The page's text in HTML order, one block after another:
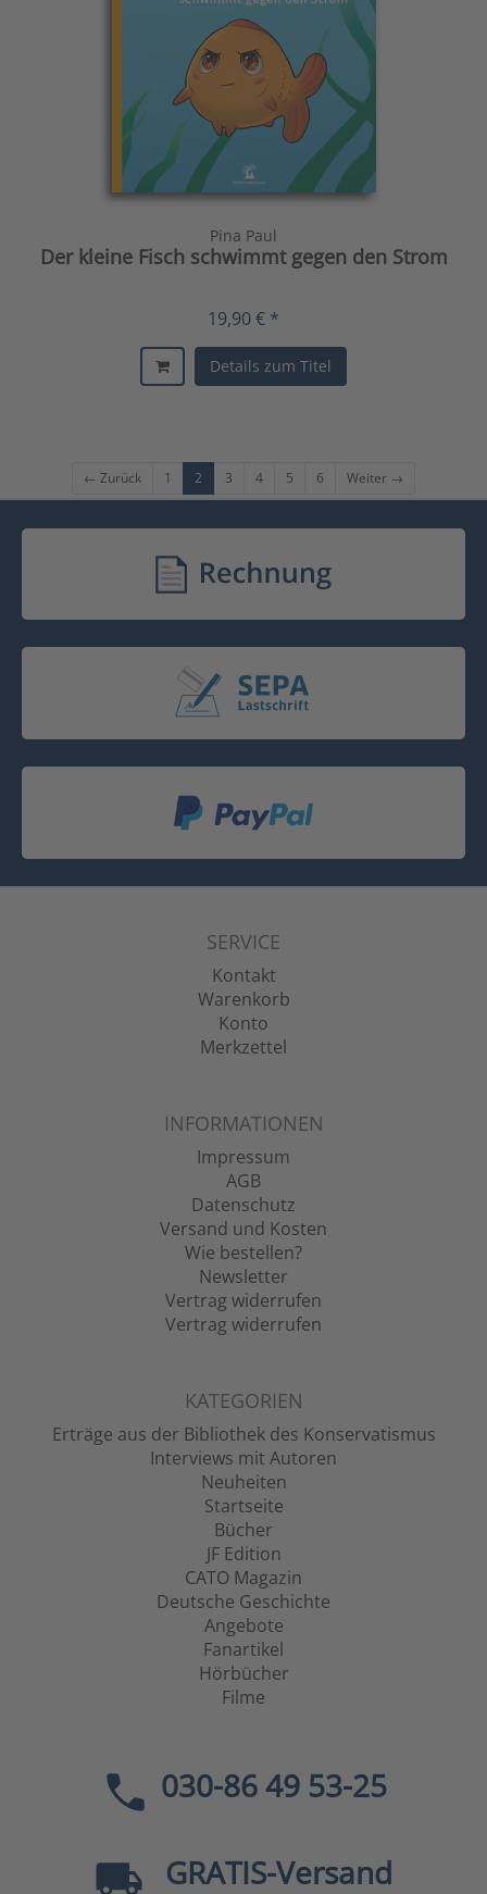
Pina Paul
Der kleine Fisch schwimmt gegen den Strom
19,90 € *
Details zum Titel
← Zurück 1 2 3 4 5 6 Weiter →
SERVICE
Kontakt
Warenkorb
Konto
Merkzettel
INFORMATIONEN
Impressum
AGB
Datenschutz
Versand und Kosten
Wie bestellen?
Newsletter
Vertrag widerrufen
Vertrag widerrufen
KATEGORIEN
Erträge aus der Bibliothek des Konservatismus
Interviews mit Autoren
Neuheiten
Startseite
Bücher
JF Edition
CATO Magazin
Deutsche Geschichte
Angebote
Fanartikel
Hörbücher
Filme
030-86 49 53-25
GRATIS-Versand